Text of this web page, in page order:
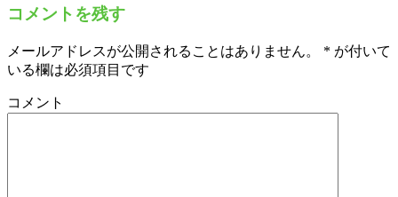
コメントを残す
メールアドレスが公開されることはありません。 * が付いて
いる欄は必須項目です
コメント